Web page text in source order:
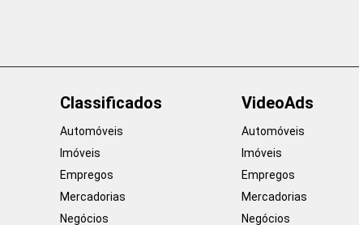
Classificados
Automóveis
Imóveis
Empregos
Mercadorias
Negócios
VideoAds
Automóveis
Imóveis
Empregos
Mercadorias
Negócios